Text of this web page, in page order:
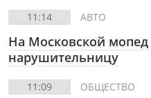
11:14 АВТО
На Московской мопед
нарушительницу
11:09 ОБЩЕСТВО